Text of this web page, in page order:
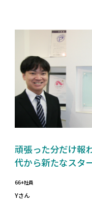
頑張った分だけ報
代から新たなスタ
66+社員
Yさん